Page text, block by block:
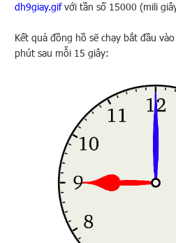
dh9giay.gifvới tần số 15000 (mili
Kết quả đồng hồ sẽ chạy bắt đầu
phút sau mỗi 15 giây: